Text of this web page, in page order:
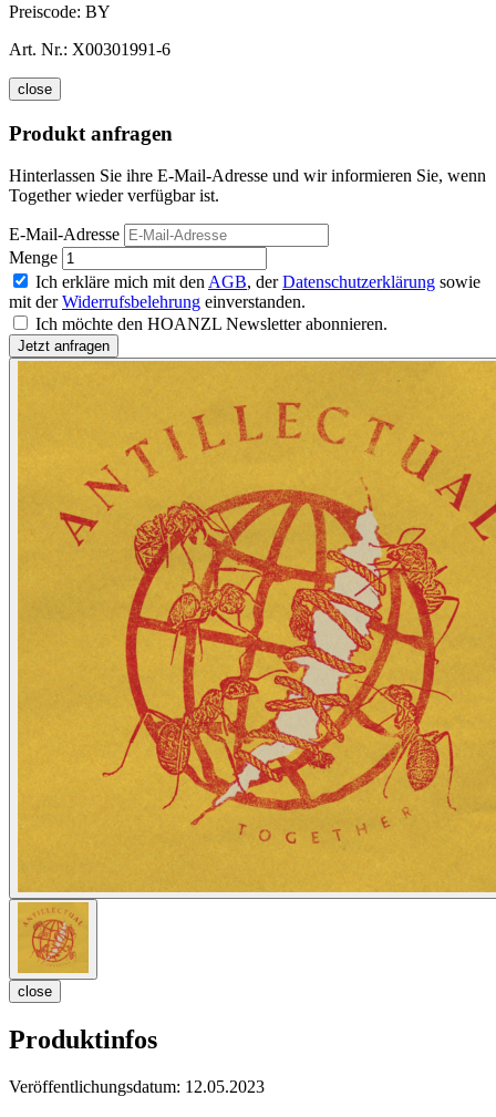
Preiscode: BY
Art. Nr.: X00301991-6
close
Produkt anfragen
Hinterlassen Sie ihre E-Mail-Adresse und wir informieren Sie, wenn
Together wieder verfügbar ist.
E-Mail-Adresse
Menge
Ich erkläre mich mit den AGB, derDatenschutzerklärung sowie
mit derWiderrufsbelehrung einverstanden.
Ich möchte den HOANZL Newsletter abonnieren.
close
Produktinfos
Veröffentlichungsdatum: 12.05.2023